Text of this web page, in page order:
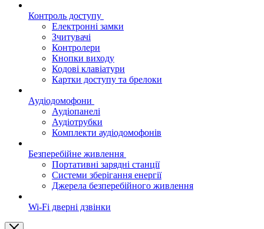
Контроль доступу
Електронні замки
Зчитувачі
Контролери
Кнопки виходу
Кодові клавіатури
Картки доступу та брелоки
Аудіодомофони
Аудіопанелі
Аудіотрубки
Комплекти аудіодомофонів
Безперебійне живлення
Портативні зарядні станції
Системи зберігання енергії
Джерела безперебійного живлення
Wi-Fi дверні дзвінки